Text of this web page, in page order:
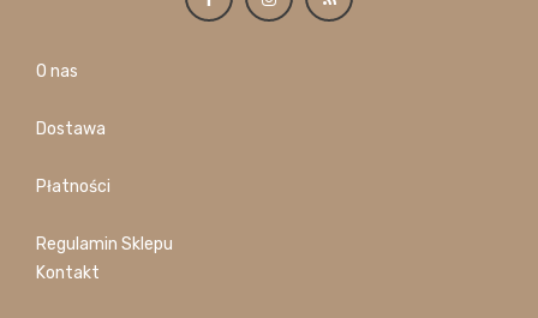
O nas
Dostawa
Płatności
Regulamin Sklepu
Kontakt